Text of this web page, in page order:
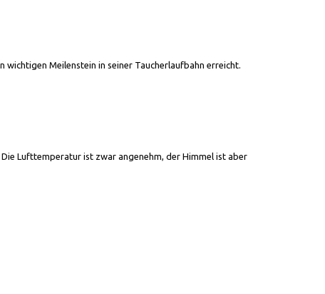
wichtigen Meilenstein in seiner Taucherlaufbahn erreicht.
Lufttemperatur ist zwar angenehm, der Himmel ist aber